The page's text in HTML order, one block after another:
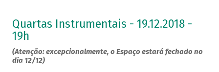
Quartas Instrumentais - 19.12.2018 -
19h
(Atenção: excepcionalmente, o Espaço estará fechado no
dia 12/12)